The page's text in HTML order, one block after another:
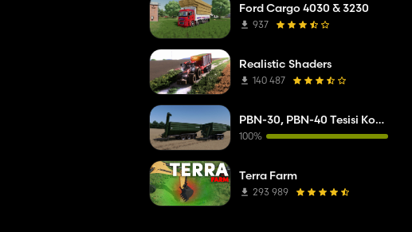
Ford Cargo 4030 & 3230
937
Realistic Shaders
140 487
PBN-30, PBN-40 Tesisi Kobzarenko
100%
Terra Farm
293 989